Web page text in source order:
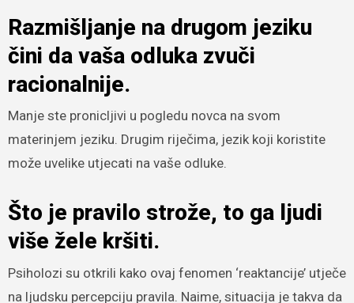
Razmišljanje na drugom jeziku
čini da vaša odluka zvuči
racionalnije.
Manje ste pronicljivi u pogledu novca na svom
materinjem jeziku. Drugim riječima, jezik koji koristite
može uvelike utjecati na vaše odluke.
Što je pravilo strože, to ga ljudi
više žele kršiti.
Psiholozi su otkrili kako ovaj fenomen ‘reaktancije’ utječe
na ljudsku percepciju pravila. Naime, situacija je takva da